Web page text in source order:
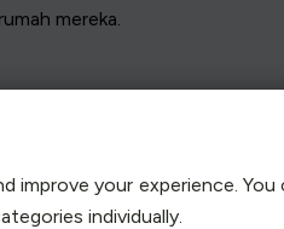
mereka.
Cyber Monday
improve your experience. You
individually.